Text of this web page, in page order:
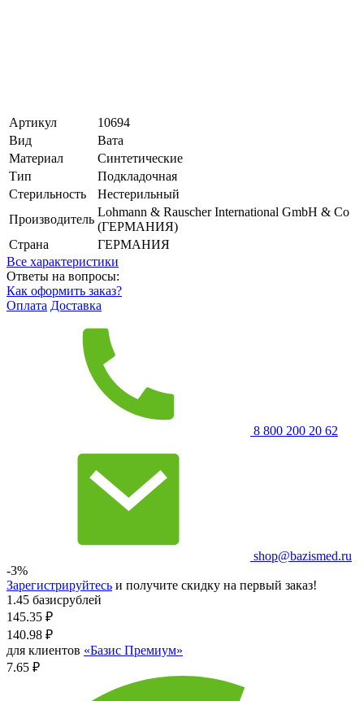
Артикул
10694
Вид
Вата
Материал
Синтетические
Тип
Подкладочная
Стерильность
Нестерильный
Производитель
Lohmann & Rauscher International GmbH & Co
(ГЕРМАНИЯ)
Страна
ГЕРМАНИЯ
Все характеристики
Ответы на вопросы:
Как оформить заказ?
Оплата Доставка
8 800 200 20 62
shop@bazismed.ru
-3%
Зарегистрируйтесь и получите скидку на первый заказ!
1.45 базисрублей
145.35 ₽
140.98 ₽
для клиентов «Базис Премиум»
7.65 ₽